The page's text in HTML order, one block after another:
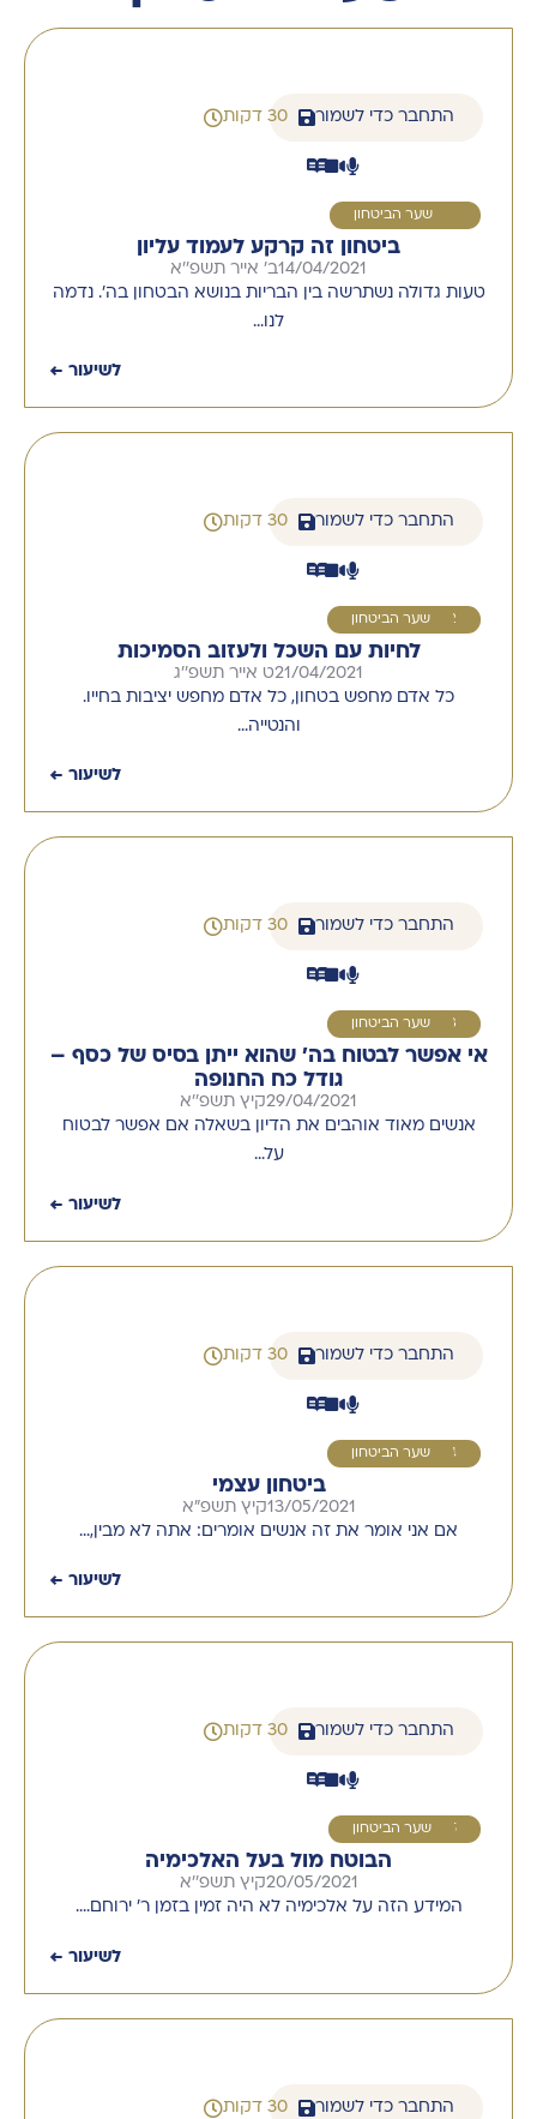
התחבר כדי לשמור 30 דקות
שער הביטחון
ביטחון זה קרקע לעמוד עליון
14/04/2021ב' אייר תשפ''א
טעות גדולה נשתרשה בין הבריות בנושא הבטחון בה'. נדמה
לנו…
לשיעור ←
התחבר כדי לשמור 30 דקות
2 שער הביטחון
לחיות עם השכל ולעזוב הסמיכות
21/04/2021ט אייר תשפ''ג
כל אדם מחפש בטחון, כל אדם מחפש יציבות בחייו.
והנטייה…
לשיעור ←
התחבר כדי לשמור 30 דקות
3 שער הביטחון
אי אפשר לבטוח בה' שהוא ייתן בסיס של כסף –
גודל כח החנופה
29/04/2021קיץ תשפ''א
אנשים מאוד אוהבים את הדיון בשאלה אם אפשר לבטוח
על…
לשיעור ←
התחבר כדי לשמור 30 דקות
4 שער הביטחון
ביטחון עצמי
13/05/2021קיץ תשפ"א
אם אני אומר את זה אנשים אומרים: אתה לא מבין,…
לשיעור ←
התחבר כדי לשמור 30 דקות
5 שער הביטחון
הבוטח מול בעל האלכימיה
20/05/2021קיץ תשפ''א
המידע הזה על אלכימיה לא היה זמין בזמן ר' ירוחם….
לשיעור ←
התחבר כדי לשמור 30 דקות